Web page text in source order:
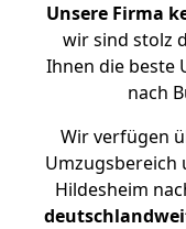
Unsere Firma
wir sind stolz
Ihnen die beste
nach
Wir verfügen
Umzugsbereich
Hildesheim